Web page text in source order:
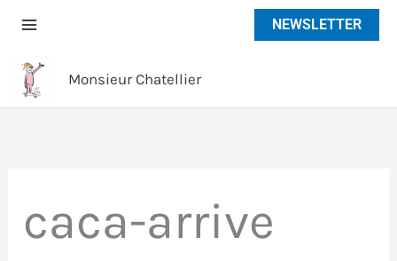
NEWSLETTER
Monsieur Chatellier
caca-arrive